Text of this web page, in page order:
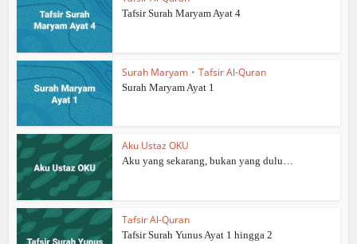
Tafsir Surah Maryam Ayat 4
Surah Maryam • Tafsir Al-Quran
Surah Maryam Ayat 1
Aku Ustaz OKU
Aku yang sekarang, bukan yang dulu…
Tafsir Al-Quran
Tafsir Surah Yunus Ayat 1 hingga 2